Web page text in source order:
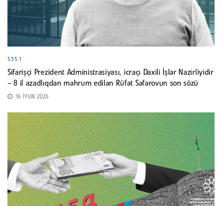
535.1
Sifarişçi Prezident Administrasiyası, icraçı Daxili İşlər Nazirliyidir
– 8 il azadlıqdan məhrum edilən Rüfət Səfərovun son sözü
16 İYUN 2026